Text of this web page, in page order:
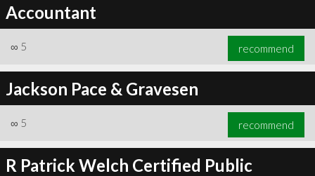
Accountant
∞ 5 recommend
Jackson Pace & Gravesen
∞ 5 recommend
R Patrick Welch Certified Public